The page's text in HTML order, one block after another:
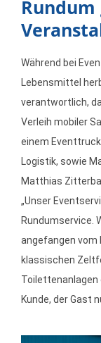
Rundum
Während bei
Lebensmittel
verantwortlich,
Verleih mobiler
einem
Logistik, sowie
Matthias
„Unser
Rundumservice.
angefangen vom
klassischen
Toilettenanlagen
Kunde, der Gast